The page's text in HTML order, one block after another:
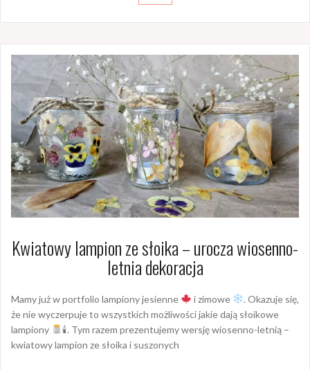
Kwiatowy lampion ze słoika – urocza wiosenno-
letnia dekoracja
Mamy już w portfolio lampiony jesienne i zimowe
. Okazuje się,
że nie wyczerpuje to wszystkich możliwości jakie dają słoikowe
lampiony
🕯. Tym razem prezentujemy wersję wiosenno-letnią –
kwiatowy lampion ze słoika i suszonych